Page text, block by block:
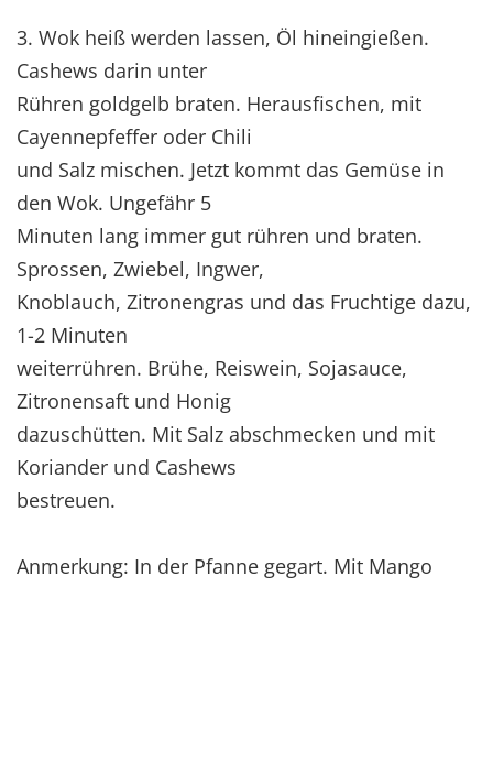
3. Wok heiß werden lassen, Öl hineingießen.
Cashews darin unter
Rühren goldgelb braten. Herausfischen, mit
Cayennepfeffer oder Chili
und Salz mischen. Jetzt kommt das Gemüse in
den Wok. Ungefähr 5
Minuten lang immer gut rühren und braten.
Sprossen, Zwiebel, Ingwer,
Knoblauch, Zitronengras und das Fruchtige dazu,
1-2 Minuten
weiterrühren. Brühe, Reiswein, Sojasauce,
Zitronensaft und Honig
dazuschütten. Mit Salz abschmecken und mit
Koriander und Cashews
bestreuen.
Anmerkung: In der Pfanne gegart. Mit Mango